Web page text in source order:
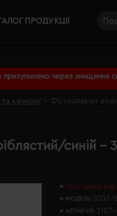
через знищення
ПРОДУКЦІЇ
кемпінг Фотоапарат
синій -
поставка
МОДЕЛЬ: 3107-
АРТИКУЛ: